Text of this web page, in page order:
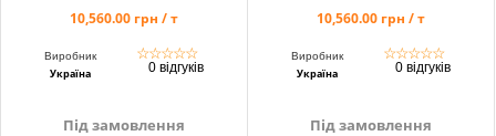
10,560.00 грн / т
Виробник
Україна
☆☆☆☆☆
0 відгуків
Під замовлення
10,560.00 грн / т
Виробник
Україна
☆☆☆☆☆
0 відгуків
Під замовлення